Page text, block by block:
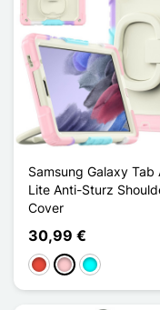
Samsung Galaxy Tab
Lite Anti-Sturz
Cover
30,99 €
Rot PinkCyan